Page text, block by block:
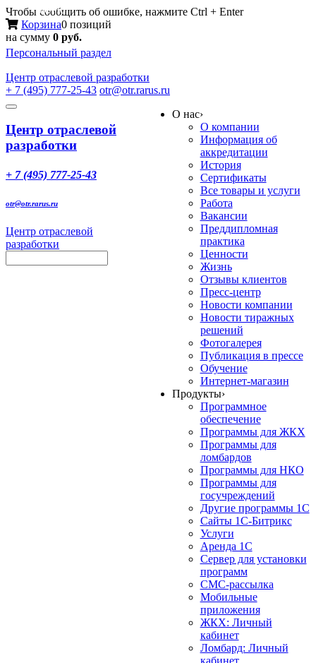
Чтобы сообщить об ошибке, нажмите Ctrl + Enter
Корзина0 позиций
на сумму 0 руб.
Персональный раздел
Центр отраслевой разработки
+ 7 (495) 777-25-43 otr@otr.rarus.ru
Toggle
Меню
Центр отраслевой
разработки
+ 7 (495) 777-25-43
otr@otr.rarus.ru
Центр отраслевой
разработки
О нас›
О компании
Информация об
аккредитации
История
Сертификаты
Все товары и услуги
Работа
Вакансии
Преддипломная
практика
Ценности
Жизнь
Отзывы клиентов
Пресс-центр
Новости компании
Новости тиражных
решений
Фотогалерея
Публикация в прессе
Обучение
Интернет-магазин
Продукты›
Программное
обеспечение
Программы для ЖКХ
Программы для
ломбардов
Программы для НКО
Программы для
госучреждений
Другие программы 1С
Сайты 1С-Битрикс
Услуги
Аренда 1С
Сервер для установки
программ
СМС-рассылка
Мобильные
приложения
ЖКХ: Личный
кабинет
Ломбард: Личный
кабинет